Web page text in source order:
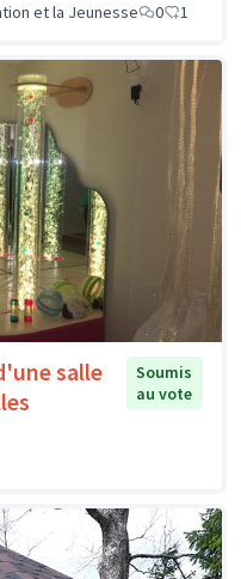
et la Jeunesse
0 1
salle
Soumis
au vote